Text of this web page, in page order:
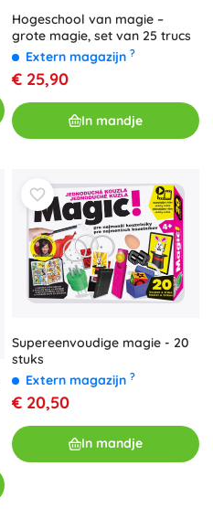
Hogeschool van magie –
grote magie, set van 25 trucs
Extern magazijn ?
€ 25,90
In mandje
Supereenvoudige magie - 20
stuks
Extern magazijn ?
€ 20,50
In mandje